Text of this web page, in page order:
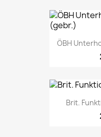
ÖBH
Brit.